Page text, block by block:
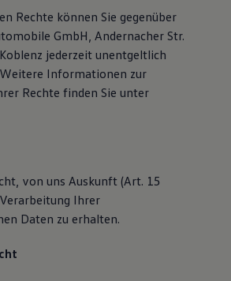
Rechte können Sie gegenüber
GmbH, Andernacher Str.
jederzeit unentgeltlich
Informationen zur
Rechte finden Sie unter
von uns Auskunft (Art. 15
Ihrer
Daten zu erhalten.